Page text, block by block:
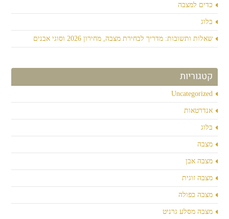
כדים למצבה
בלוג
שאלות ותשובות: מדריך לבחירת מצבה, מחירון 2026 וסוגי אבנים
קטגוריות
Uncategorized
אנדרטאות
בלוג
מצבה
מצבה אבן
מצבה זוגית
מצבה כפולה
מצבה מסלע גרניט